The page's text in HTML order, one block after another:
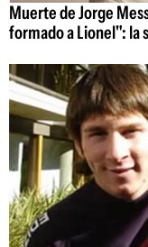
Muerte de Jorge
formado a Lionel": la